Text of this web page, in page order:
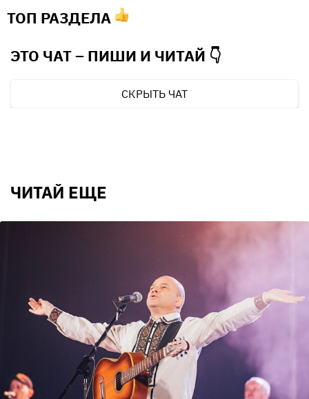
ТОП РАЗДЕЛА
ЭТО ЧАТ – ПИШИ И ЧИТАЙ 👇
СКРЫТЬ ЧАТ
ЧИТАЙ ЕЩЕ